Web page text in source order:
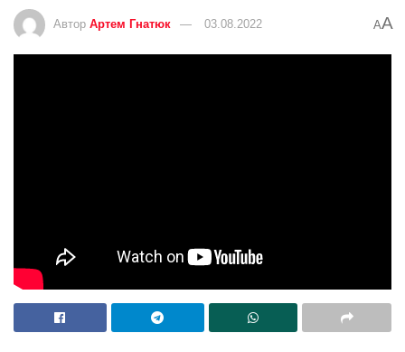
Автор Артем Гнатюк 03.08.2022 AA